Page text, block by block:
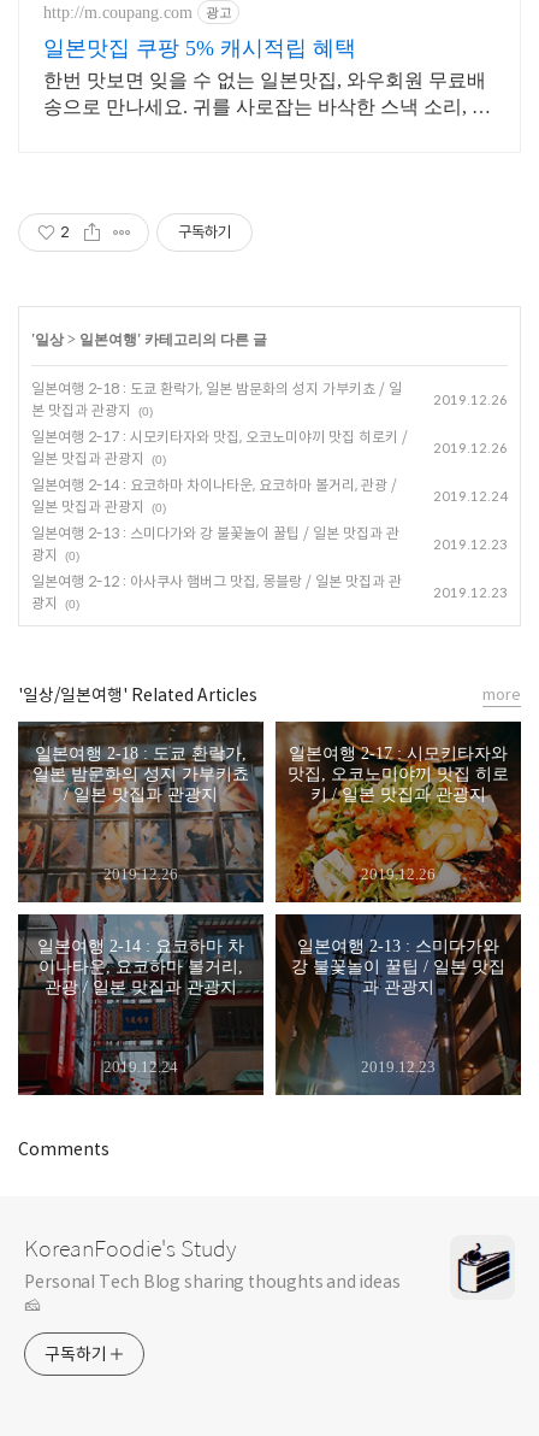
클리닝 20만원
http://m.coupang.com 광고
일본맛집 쿠팡 5% 캐시적립 혜택
한번 맛보면 잊을 수 없는 일본맛집, 와우회원 무료배
송으로 만나세요. 귀를 사로잡는 바삭한 스낵 소리, 쿠
2 구독하기
'일상> 일본여행' 카테고리의 다른 글
일본여행 2-18 : 도쿄 환락가, 일본 밤문화의 성지 가부키쵸 / 일
본 맛집과 관광지
(0)
2019.12.26
일본여행 2-17 : 시모키타자와 맛집, 오코노미야끼 맛집 히로키 /
일본 맛집과 관광지
(0)
2019.12.26
일본여행 2-14 : 요코하마 차이나타운, 요코하마 볼거리, 관광 /
일본 맛집과 관광지
(0)
2019.12.24
일본여행 2-13 : 스미다가와 강 불꽃놀이 꿀팁 / 일본 맛집과 관
광지
(0)
2019.12.23
일본여행 2-12 : 아사쿠사 햄버그 맛집, 몽블랑 / 일본 맛집과 관
광지
(0)
2019.12.23
'일상/일본여행' Related Articles
일본여행 2-18 : 도쿄 환락가,
일본 밤문화의 성지 가부키쵸
/ 일본 맛집과 관광지
2019.12.26
일본여행 2-17 : 시모키타자와
맛집, 오코노미야끼 맛집 히로
키 / 일본 맛집과 관광지
2019.12.26
일본여행 2-14 : 요코하마 차
이나타운, 요코하마 볼거리,
관광 / 일본 맛집과 관광지
2019.12.24
일본여행 2-13 : 스미다가와
강 불꽃놀이 꿀팁 / 일본 맛집
과 관광지
2019.12.23
more
Comments
KoreanFoodie's Study
Personal Tech Blog sharing thoughts and ideas
🧀
구독하기